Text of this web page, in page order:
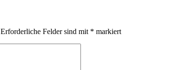
Erforderliche Felder sind mit * markiert